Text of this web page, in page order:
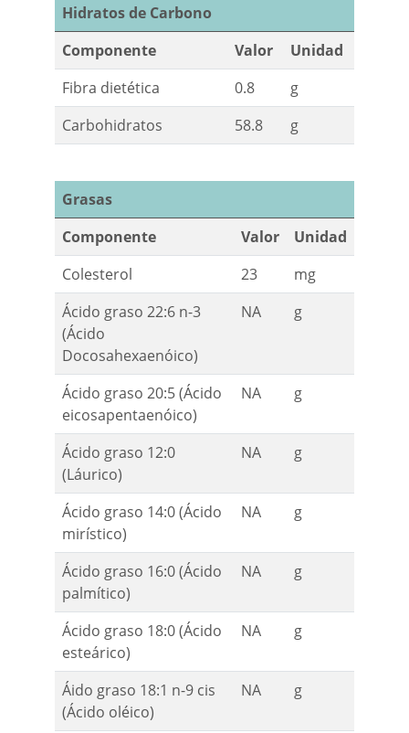
Hidratos de Carbono
Componente
Valor
Unidad
Fibra dietética
0.8
g
Carbohidratos
58.8 g
Grasas
Componente
Valor
Unidad
Colesterol
23
mg
Ácido graso 22:6 n-3
(Ácido
Docosahexaenóico)
NA g
Ácido graso 20:5 (Ácido
eicosapentaenóico)
NA g
Ácido graso 12:0
(Láurico)
NA g
Ácido graso 14:0 (Ácido
mirístico)
NA g
Ácido graso 16:0 (Ácido
palmítico)
NA g
Ácido graso 18:0 (Ácido
esteárico)
NA g
Áido graso 18:1 n-9 cis
(Ácido oléico)
NA g